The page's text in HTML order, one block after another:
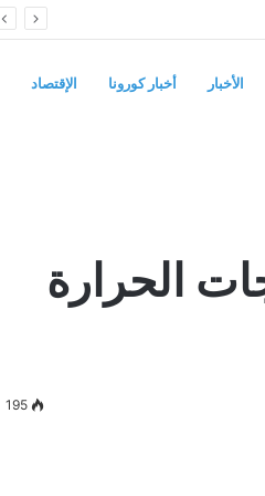
الأخبار أخبار كورونا الإقتصاد
الحرارة
195